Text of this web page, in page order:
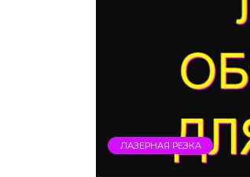
ЛАЗЕРНАЯ РЕЗКА